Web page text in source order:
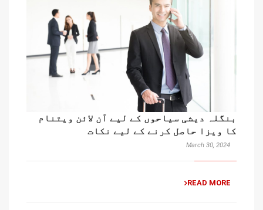
بنگلہ دیشی سیاحوں کے لیے آن لائن ویتنام
کا ویزا حاصل کرنے کے لیے نکات
March 30, 2024
READ MORE